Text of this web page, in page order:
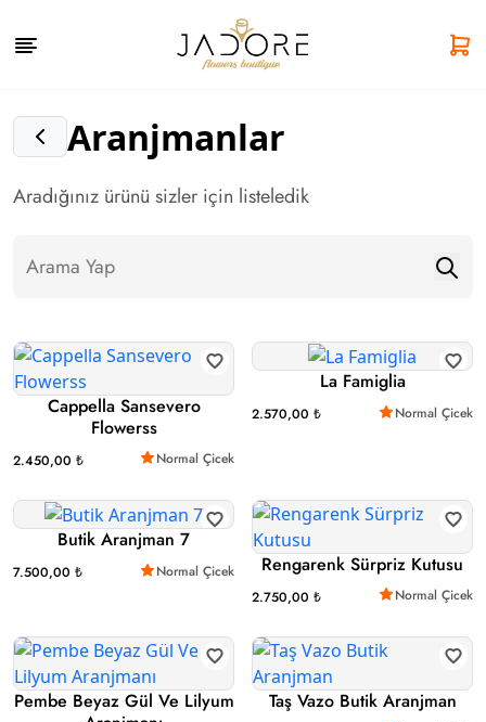
Aranjmanlar
Aradığınız ürünü sizler için listeledik
Cappella Sansevero
Flowerss
2.450,00 ₺ Normal Çicek
La Famiglia
2.570,00 ₺ Normal Çicek
Butik Aranjman 7
7.500,00 ₺ Normal Çicek Rengarenk Sürpriz Kutusu
2.750,00 ₺ Normal Çicek
Pembe Beyaz Gül Ve Lilyum
Taş Vazo Butik Aranjman